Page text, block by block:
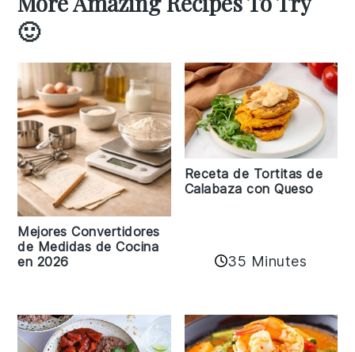
🙂
Mejores Convertidores
de Medidas de Cocina
en 2026
Receta de Tortitas de
Calabaza con Queso
35 Minutes